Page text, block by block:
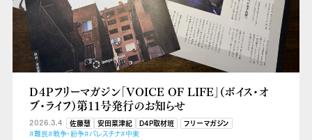
D４Pフリーマガジン「VOICE OF LIFE」（ボイス・オ
ブ・ライフ）第11号発行のお知らせ
2026.3.4 佐藤慧 安田菜津紀 D4P取材班
フリーマガジン
#難民#戦争・紛争#パレスチナ#中東